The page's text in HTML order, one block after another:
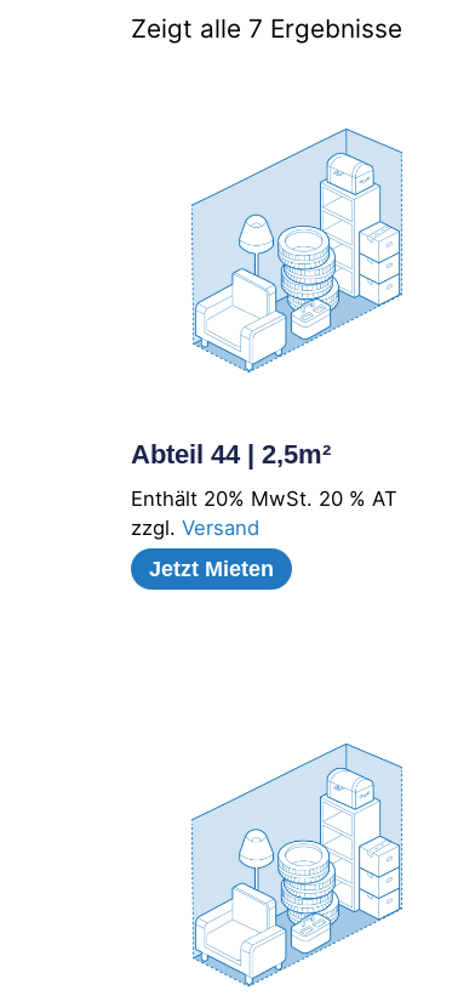
Zeigt alle 7 Ergebnisse
Abteil 44 | 2,5m²
Enthält 20% MwSt. 20 % AT
zzgl. Versand
Jetzt Mieten